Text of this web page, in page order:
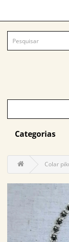
Categorias
Colar